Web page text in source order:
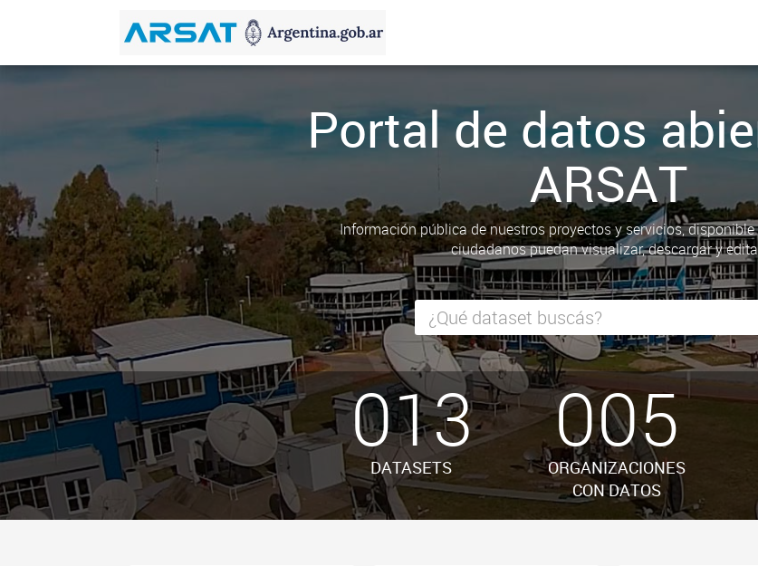
Portal de datos
ARSAT
Información pública de nuestros proyectos y servicios,
ciudadanos puedan visualizar, descargar y
013
DATASETS
005
ORGANIZACIONES
CON DATOS